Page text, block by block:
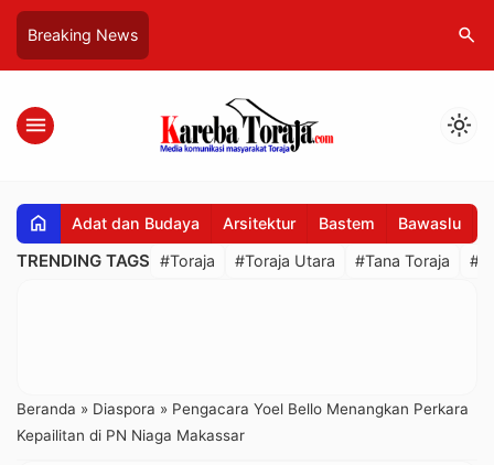
Breaking News search
menu light_mode
home Adat dan Budaya Arsitektur Bastem Bawaslu
TRENDING TAGS #Toraja #Toraja Utara #Tana Toraja
Beranda » Diaspora » Pengacara Yoel Bello Menangkan Perkara
Kepailitan di PN Niaga Makassar